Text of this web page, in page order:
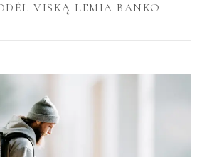
VISKĄ LEMIA BANKO